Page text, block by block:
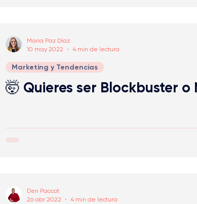
🤯 Quieres ser Blockbuster o
Marketing y Tendencias
María Paz Díaz
10 may 2022
4 min de lectura
Den Paccot
26 abr 2022
4 min de lectura